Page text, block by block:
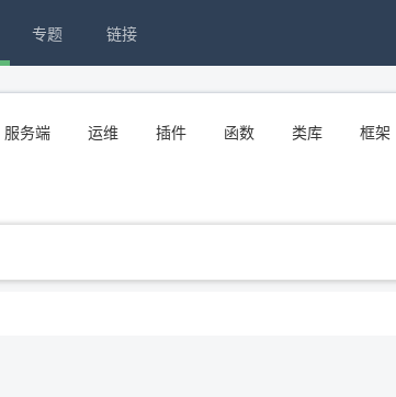
专题 链接
服务端 运维 插件 函数 类库 框架